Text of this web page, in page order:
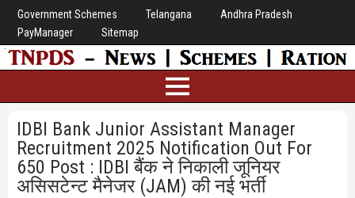
Government Schemes Telangana
Andhra Pradesh
PayManager
Sitemap
IDBI Bank Junior Assistant Manager
Recruitment 2025 Notification Out For
650 Post : IDBI बैंक ने निकाली जूनियर
असिसटेन्ट मैनेजर (JAM) की नई भर्ती